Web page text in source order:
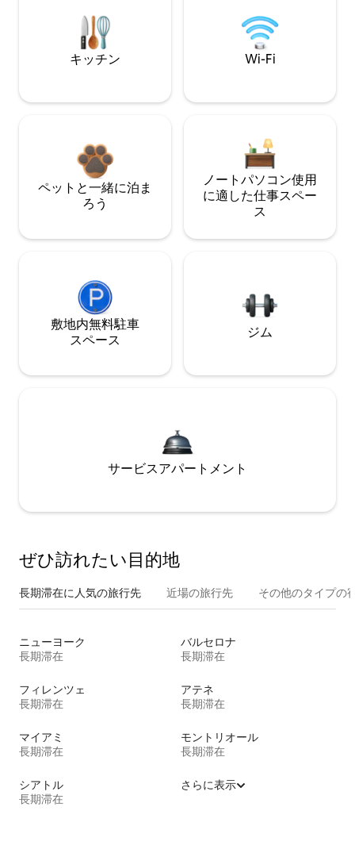
キッチン Wi-Fi
ペットと一緒に泊ま
ろう
ノートパソコン使用
に適した仕事スペー
ス
敷地内無料駐⁠車
ス⁠ペ⁠ー⁠ス
ジム
サービスアパートメント
ぜひ訪⁠れ⁠た⁠い目⁠的⁠地
長期滞在に人気の旅行先 近場の旅行先 その他のタ⁠イ⁠プ⁠の
ニューヨーク
長期滞在
バルセロナ
長期滞在
フィレンツェ
長期滞在
アテネ
長期滞在
マイアミ
長期滞在
モントリオール
長期滞在
シアトル
長期滞在
さらに表示